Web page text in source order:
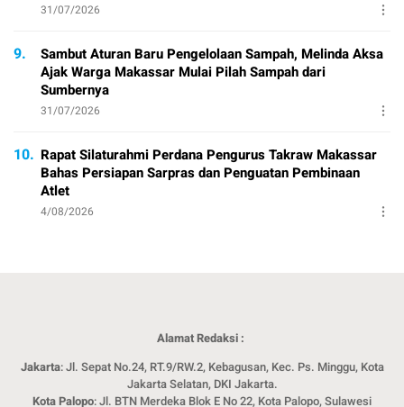
31/07/2026
9.
Sambut Aturan Baru Pengelolaan Sampah, Melinda Aksa
Ajak Warga Makassar Mulai Pilah Sampah dari
Sumbernya
31/07/2026
10. Rapat Silaturahmi Perdana Pengurus Takraw Makassar
Bahas Persiapan Sarpras dan Penguatan Pembinaan
Atlet
4/08/2026
Alamat Redaksi :
Jakarta: Jl. Sepat No.24, RT.9/RW.2, Kebagusan, Kec. Ps. Minggu, Kota
Jakarta Selatan, DKI Jakarta.
Kota Palopo: Jl. BTN Merdeka Blok E No 22, Kota Palopo, Sulawesi